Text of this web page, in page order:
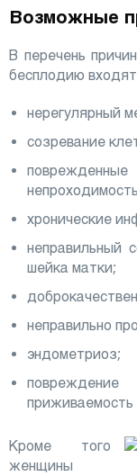
Возможные
В перечень
бесплодию
нерегулярный
созревание
хронические
неправильный
шейка матки;
неправильно
эндометриоз;
приживаемость
Кроме того
женщины